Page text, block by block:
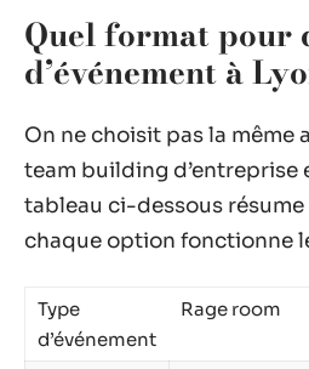
Quel format pour
d’événement à
On ne choisit pas la même
team building d’entreprise
tableau ci-dessous
chaque option fonctionne
Type
d’événement
Rage room